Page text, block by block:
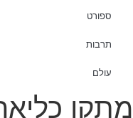
ספורט
תרבות
עולם